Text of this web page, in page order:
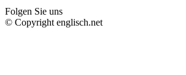
Folgen Sie uns
© Copyright englisch.net